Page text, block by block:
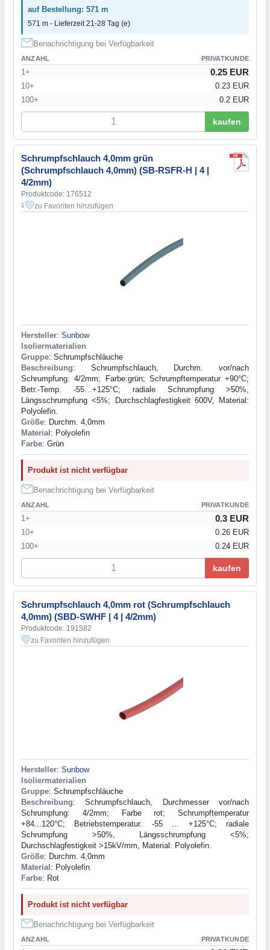
auf Bestellung: 571 m
571 m - Lieferzeit 21-28 Tag (e)
Benachrichtigung bei Verfügbarkeit
ANZAHL PRIVATKUNDE
1+ 0.25 EUR
10+
0.23 EUR
100+
0.2 EUR
kaufen
Schrumpfschlauch 4,0mm grün
(Schrumpfschlauch 4,0mm) (SB-RSFR-H | 4 |
4/2mm)
Produktcode: 176512
1 zu Favoriten hinzufügen
Hersteller: Sunbow
Isoliermaterialien
Gruppe: Schrumpfschläuche
Beschreibung: Schrumpfschlauch, Durchm. vor/nach
Schrumpfung: 4/2mm; Farbe:grün; Schrumpftemperatur +90°C;
Betr.-Temp. -55…+125°C; radiale Schrumpfung >50%,
Längsschrumpfung <5%; Durchschlagfestigkeit 600V, Material:
Polyolefin.
Größe: Durchm. 4,0mm
Material: Polyolefin
Farbe: Grün
Produkt ist nicht verfügbar
Benachrichtigung bei Verfügbarkeit
ANZAHL PRIVATKUNDE
1+ 0.3 EUR
10+
0.26 EUR
100+
0.24 EUR
kaufen
Schrumpfschlauch 4,0mm rot (Schrumpfschlauch
4,0mm) (SBD-SWHF | 4 | 4/2mm)
Produktcode: 191582
zu Favoriten hinzufügen
Hersteller: Sunbow
Isoliermaterialien
Gruppe: Schrumpfschläuche
Beschreibung: Schrumpfschlauch, Durchmesser vor/nach
Schrumpfung: 4/2mm; Farbe rot; Schrumpftemperatur
+84...120°C; Betriebstemperatur. -55 ... +125°C; radiale
Schrumpfung >50%, Längsschrumpfung <5%;
Durchschlagfestigkeit >15kV/mm, Material: Polyolefin.
Größe: Durchm. 4,0mm
Material: Polyolefin
Farbe: Rot
Produkt ist nicht verfügbar
Benachrichtigung bei Verfügbarkeit
ANZAHL PRIVATKUNDE